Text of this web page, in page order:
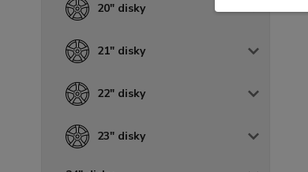
20" disky
21" disky
22" disky
23" disky